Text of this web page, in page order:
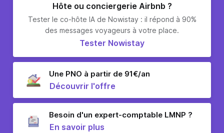
Hôte ou conciergerie Airbnb ?
Tester le co-hôte IA de Nowistay : il répond à 90%
des messages voyageurs à votre place.
Tester Nowistay
Une PNO à partir de 91€/an
Découvrir l'offre
Besoin d'un expert-comptable LMNP ?
En savoir plus